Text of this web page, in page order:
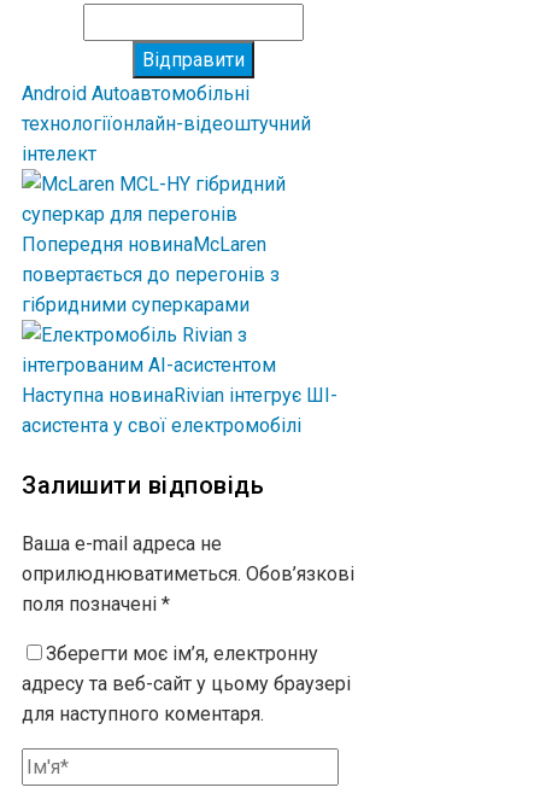
Відправити
Android Autoавтомобільні
технологіїонлайн-відеоштучний
інтелект
Попередня новинаMcLaren
повертається до перегонів з
гібридними суперкарами
Наступна новинаRivian інтегрує ШІ-
асистента у свої електромобілі
Залишити відповідь
Ваша e-mail адреса не
оприлюднюватиметься. Обов’язкові
поля позначені *
Зберегти моє ім’я, електронну
адресу та веб-сайт у цьому браузері
для наступного коментаря.